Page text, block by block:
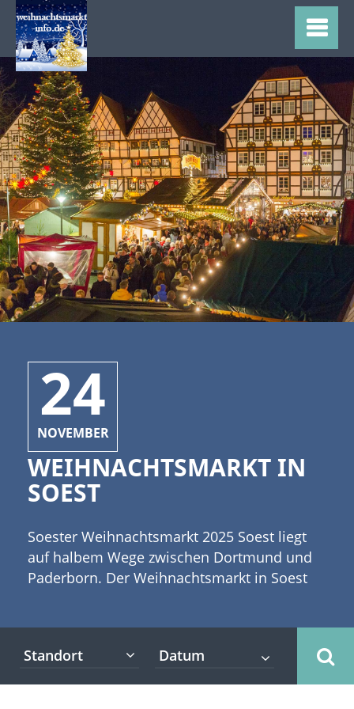
24
NOVEMBER
WEIHNACHTSMARKT IN
SOEST
Soester Weihnachtsmarkt 2025 Soest liegt
auf halbem Wege zwischen Dortmund und
Paderborn. Der Weihnachtsmarkt in Soest
id="attachment_5061" align="alignleft"
width="335"] (c) Geri Sliwa[/caption]
Standort